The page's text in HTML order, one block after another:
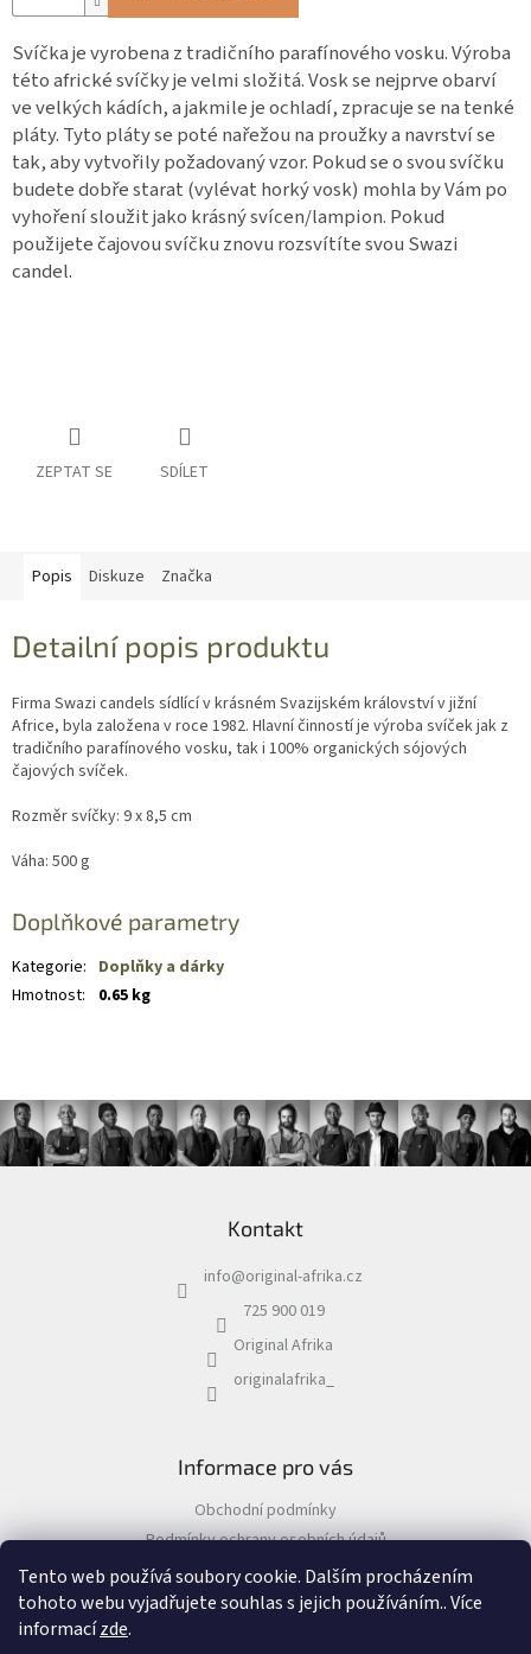
Tento web používá soubory cookie. Dalším procházením
tohoto webu vyjadřujete souhlas s jejich používáním.. Více
informacízde.
Svíčka je vyrobena z tradičního parafínového vosku. Výroba
této africké svíčky je velmi složitá. Vosk se nejprve obarví
ve velkých kádích, a jakmile je ochladí, zpracuje se na tenké
pláty. Tyto pláty se poté nařežou na proužky a navrství se
tak, aby vytvořily požadovaný vzor. Pokud se o svou svíčku
budete dobře starat (vylévat horký vosk) mohla by Vám po
vyhoření sloužit jako krásný svícen/lampion. Pokud
použijete čajovou svíčku znovu rozsvítíte svou Swazi
candel.
ZEPTAT SE SDÍLET
Popis Diskuze Značka
Detailní popis produktu
Firma Swazi candels sídlící v krásném Svazijském království v jižní
Africe, byla založena v roce 1982. Hlavní činností je výroba svíček jak z
tradičního parafínového vosku, tak i 100% organických sójových
čajových svíček.
Rozměr svíčky: 9 x 8,5 cm
Váha: 500 g
Doplňkové parametry
Kategorie: Doplňky a dárky
Hmotnost: 0.65 kg
Kontakt
info@original-afrika.cz
725 900 019
Original Afrika
originalafrika_
Informace pro vás
Obchodní podmínky
Podmínky ochrany osobních údajů